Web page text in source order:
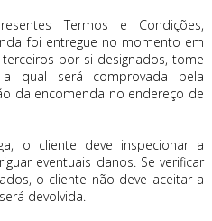
Termos e Condições,
foi entregue no momento em
por si designados, tome
qual será comprovada pela
da encomenda no endereço de
o cliente deve inspecionar a
eventuais danos. Se verificar
o cliente não deve aceitar a
devolvida.